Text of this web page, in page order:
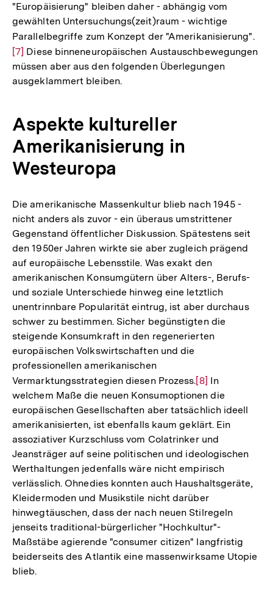
der
Fußnote
"Europäisierung" bleiben daher - abhängig vom
gewählten Untersuchungs(zeit)raum - wichtige
Parallelbegriffe zum Konzept der "Amerikanisierung".
[7] Diese binneneuropäischen Austauschbewegungen
müssen aber aus den folgenden Überlegungen
ausgeklammert bleiben.
Aspekte kultureller
Amerikanisierung in
Westeuropa
Die amerikanische Massenkultur blieb nach 1945 -
nicht anders als zuvor - ein überaus umstrittener
Gegenstand öffentlicher Diskussion. Spätestens seit
den 1950er Jahren wirkte sie aber zugleich prägend
auf europäische Lebensstile. Was exakt den
amerikanischen Konsumgütern über Alters-, Berufs-
und soziale Unterschiede hinweg eine letztlich
unentrinnbare Popularität eintrug, ist aber durchaus
schwer zu bestimmen. Sicher begünstigten die
steigende Konsumkraft in den regenerierten
europäischen Volkswirtschaften und die
professionellen amerikanischen
Vermarktungsstrategien diesen Prozess.Zur
Auflösung
der
Fußnote
[8] In
welchem Maße die neuen Konsumoptionen die
europäischen Gesellschaften aber tatsächlich ideell
amerikanisierten, ist ebenfalls kaum geklärt. Ein
assoziativer Kurzschluss vom Colatrinker und
Jeansträger auf seine politischen und ideologischen
Werthaltungen jedenfalls wäre nicht empirisch
verlässlich. Ohnedies konnten auch Haushaltsgeräte,
Kleidermoden und Musikstile nicht darüber
hinwegtäuschen, dass der nach neuen Stilregeln
jenseits traditional-bürgerlicher "Hochkultur"-
Maßstäbe agierende "consumer citizen" langfristig
beiderseits des Atlantik eine massenwirksame Utopie
blieb.